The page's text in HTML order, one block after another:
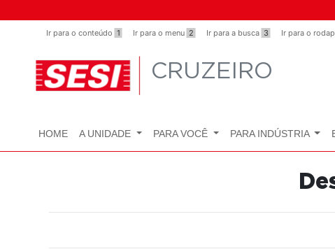
sistema
Ir para o conteúdo 1 Ir para o menu 2 Ir para a busca 3 Ir para o
CRUZEIRO
HOME A UNIDADE PARA VOCÊ PARA INDÚSTRIA